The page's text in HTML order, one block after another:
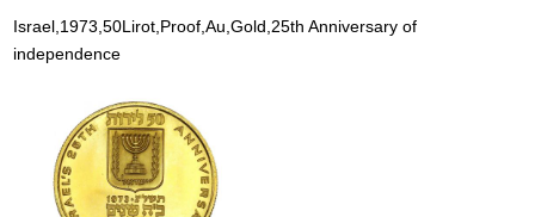
Israel,1973,50Lirot,Proof,Au,Gold,25th Anniversary of
independence